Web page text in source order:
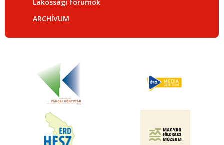
Lakossági fórumok
ARCHÍVUM